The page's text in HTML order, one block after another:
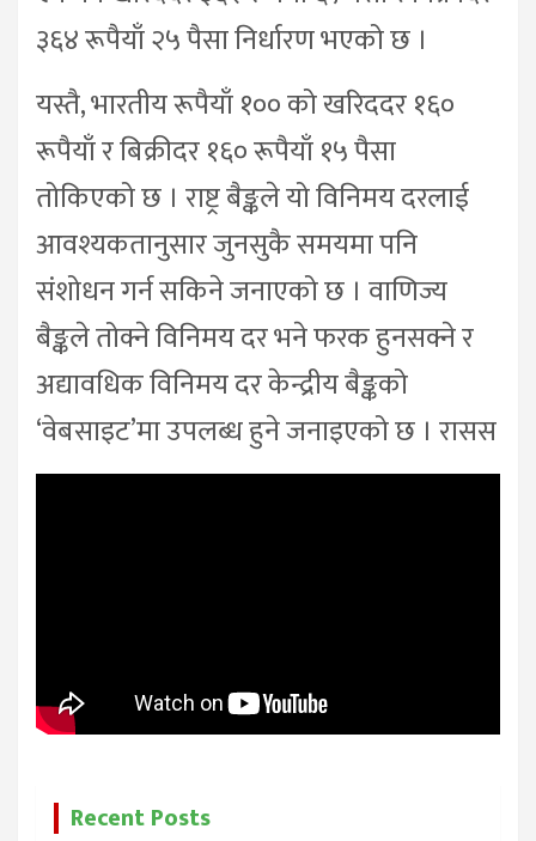
३६४ रूपैयाँ २५ पैसा निर्धारण भएको छ ।
यस्तै, भारतीय रूपैयाँ १०० को खरिददर १६०
रूपैयाँ र बिक्रीदर १६० रूपैयाँ १५ पैसा
तोकिएको छ । राष्ट्र बैङ्कले यो विनिमय दरलाई
आवश्यकतानुसार जुनसुकै समयमा पनि
संशोधन गर्न सकिने जनाएको छ । वाणिज्य
बैङ्कले तोक्ने विनिमय दर भने फरक हुनसक्ने र
अद्यावधिक विनिमय दर केन्द्रीय बैङ्कको
‘वेबसाइट’मा उपलब्ध हुने जनाइएको छ । रासस
Recent Posts